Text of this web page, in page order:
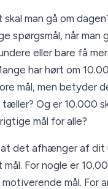
skal man gå om
spørgsmål, når man
eller bare få
har hørt om
mål, men betyder
Og er 10.000
mål for alle?
det afhænger af dit
For nogle er
mål. For